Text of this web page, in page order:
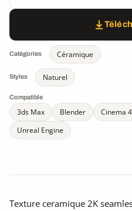
Catégories Céramique
Styles Naturel
Compatible
3ds Max Blender Cinema
Unreal Engine
Texture ceramique 2K